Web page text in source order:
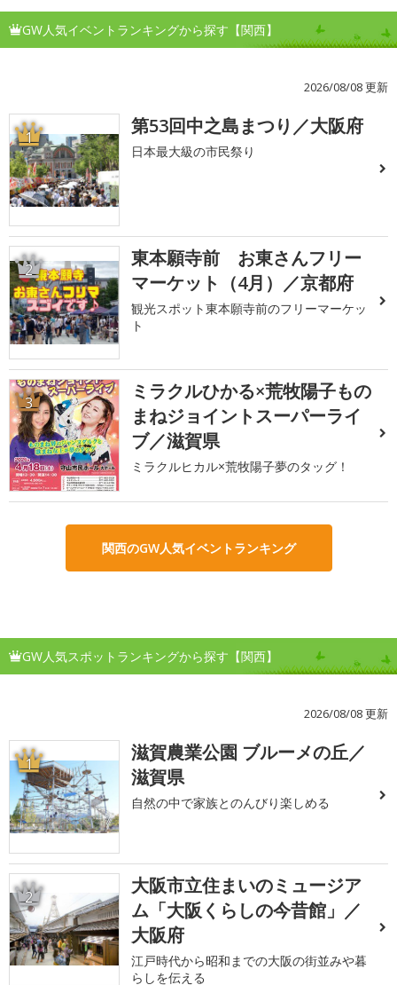
GW人気イベントランキングから探す【関西】
2026/08/08 更新
1 第53回中之島まつり／大阪府
日本最大級の市民祭り
2
東本願寺前 お東さんフリー
マーケット（4月）／京都府
観光スポット東本願寺前のフリーマーケッ
ト
3
ミラクルひかる×荒牧陽子もの
まねジョイントスーパーライ
ブ／滋賀県
ミラクルヒカル×荒牧陽子夢のタッグ！
関西のGW人気イベントランキング
GW人気スポットランキングから探す【関西】
2026/08/08 更新
1
滋賀農業公園 ブルーメの丘／
滋賀県
自然の中で家族とのんびり楽しめる
2
大阪市立住まいのミュージア
ム「大阪くらしの今昔館」／
大阪府
江戸時代から昭和までの大阪の街並みや暮
らしを伝える